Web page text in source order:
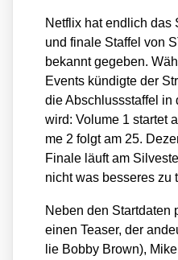
Net­flix hat end­lich das
und fina­le Staf­fel von
bekannt gege­ben.
Events kün­dig­te der
die Abschluss­staf­fel in
wird: Volu­me 1 star­tet
me 2 folgt am 25.
Fina­le läuft am
nicht was bes­se­res zu
Neben den Start­da­ten
einen Teaser, der
lie Bob­by Brown),